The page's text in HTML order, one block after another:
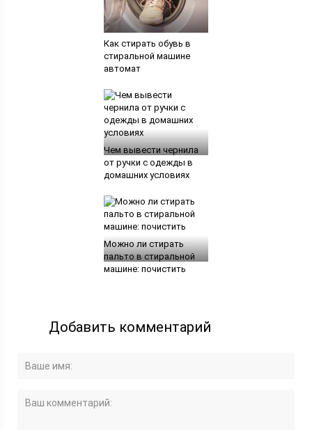
Как стирать обувь в
стиральной машине
автомат
Чем вывести чернила
от ручки с одежды в
домашних условиях
Можно ли стирать
пальто в стиральной
машине: почистить
Добавить комментарий